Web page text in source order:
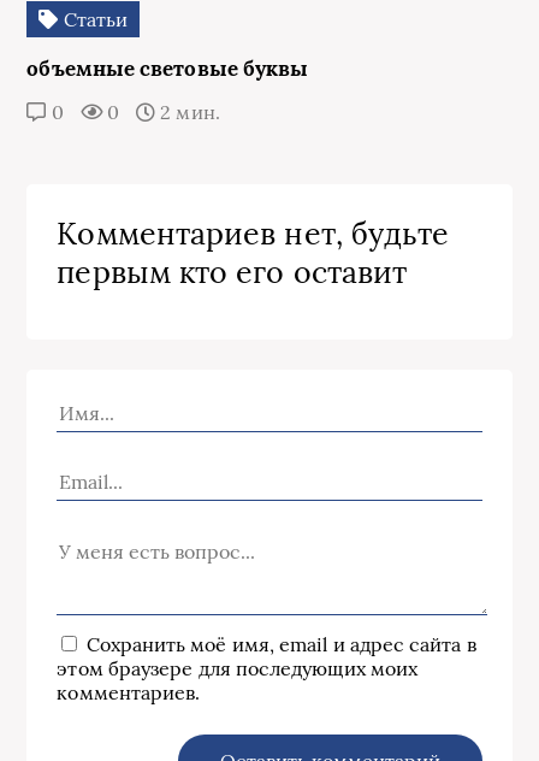
Статьи
объемные световые буквы
0 0 2 мин.
Комментариев нет, будьте
первым кто его оставит
Сохранить моё имя, email и адрес сайта в
этом браузере для последующих моих
комментариев.